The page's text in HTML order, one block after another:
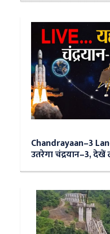
Chandrayaan–3
उतरेगा चंद्रयान–3, देखें